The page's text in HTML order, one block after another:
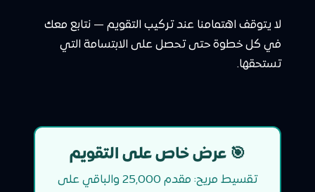
لا يتوقف اهتمامنا عند تركيب التقويم — نتابع معك
في كل خطوة حتى تحصل على الابتسامة التي
تستحقها.
🎯 عرض خاص على التقويم
تقسيط مريح: مقدم 25,000 والباقي على